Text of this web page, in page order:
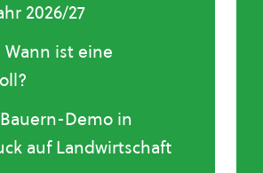
2026/27
ist eine
Bauern-Demo in
auf Landwirtschaft